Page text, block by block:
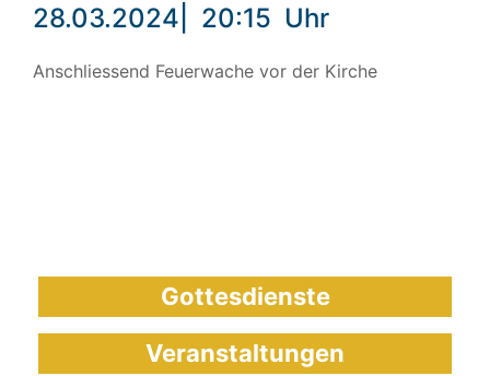
28.03.2024 20:15 Uhr
Anschliessend Feuerwache vor der Kirche
Gottesdienste
Veranstaltungen